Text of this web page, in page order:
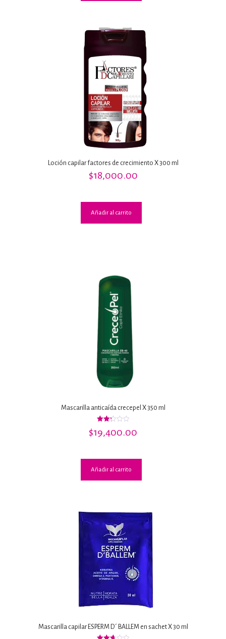
Loción capilar factores de crecimiento X 300 ml
$18,000.00
Añadir al carrito
Mascarilla anticaída crecepel X 350 ml
con
$19,400.00
Añadir al carrito
Mascarilla capilar ESPERM D´ BALLEM en sachet X 30 ml